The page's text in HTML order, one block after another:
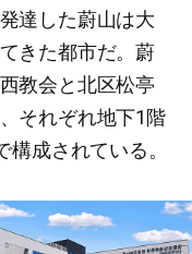
達した蔚山は大
きた都市だ。蔚
教会と北区松亭
それぞれ地下1階
成されている。